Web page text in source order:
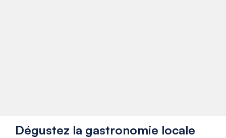
Dégustez la gastronomie locale